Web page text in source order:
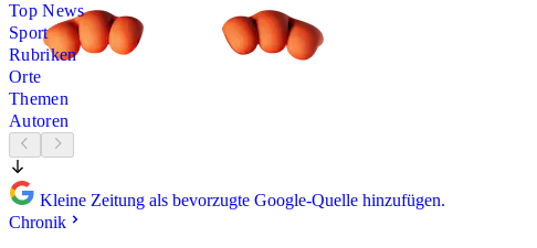
Top News
Sport
Rubriken
Orte
Themen
Autoren
Kleine Zeitung als bevorzugte Google-Quelle hinzufügen.
Chronik